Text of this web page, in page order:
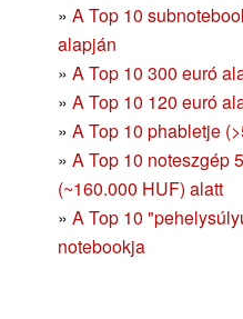
» A Top 10
alapján
» A Top 10 300 euró
» A Top 10 120 euró
» A Top 10 phabletje
» A Top 10 noteszgép
(~160.000 HUF) alatt
» A Top 10
notebookja